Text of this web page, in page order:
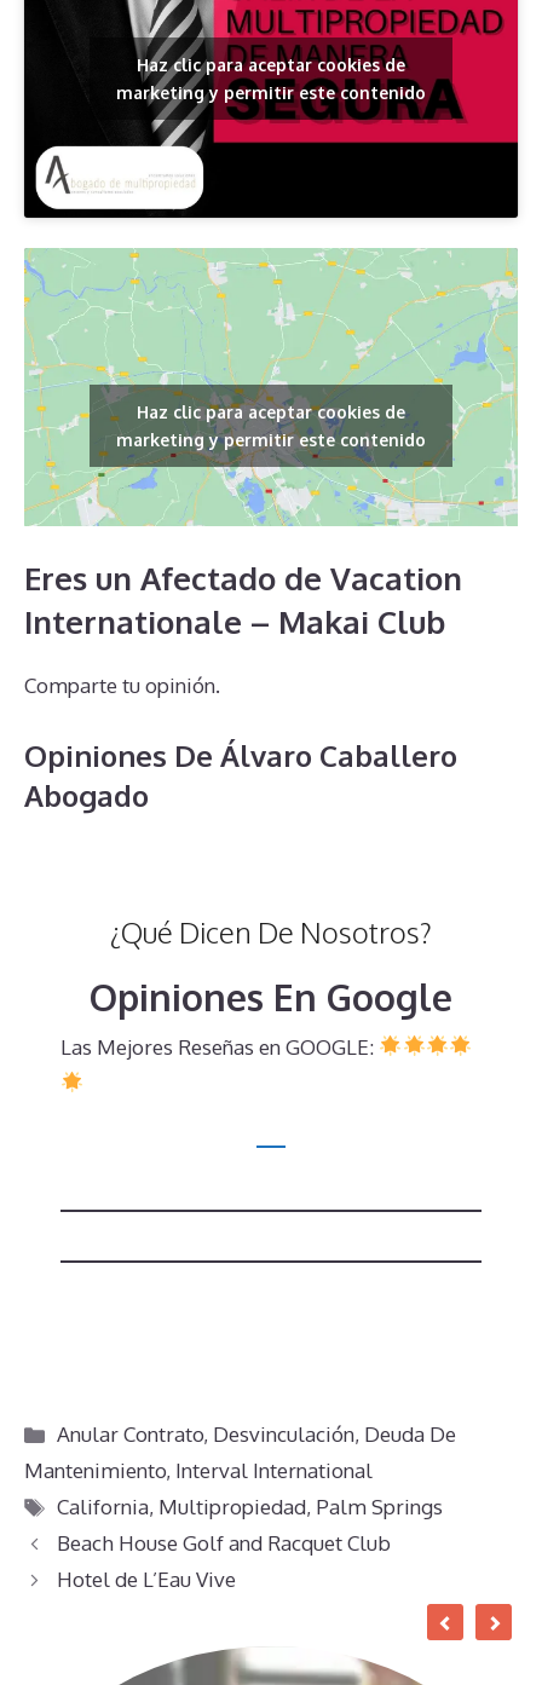
Haz clic para aceptar cookies de
marketing y permitir este contenido
Haz clic para aceptar cookies de
marketing y permitir este contenido
Eres un Afectado de Vacation
Internationale – Makai Club
Comparte tu opinión.
Opiniones De Álvaro Caballero
Abogado
¿Qué Dicen De Nosotros?
Opiniones En Google
Las Mejores Reseñas en GOOGLE:
Categorías
Anular Contrato, Desvinculación, Deuda De
Mantenimiento, Interval International
Etiquetas
California, Multipropiedad, Palm Springs
Beach House Golf and Racquet Club
Hotel de L’Eau Vive